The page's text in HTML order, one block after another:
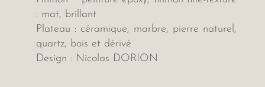
: mat, brillant
Plateau : céramique, marbre, pierre naturel,
quartz, bois et dérivé
Design : Nicolas DORION